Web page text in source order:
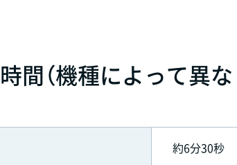
間（機種によって異な
約6分30秒